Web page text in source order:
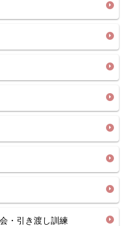
・引き渡し訓練